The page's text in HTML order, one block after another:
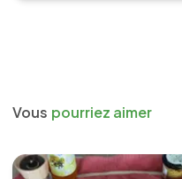
Vous pourriez aimer